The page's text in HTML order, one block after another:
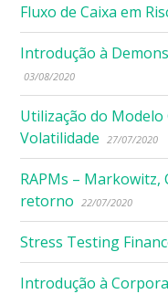
Fluxo de Caixa em
Introdução à
03/08/2020
Utilização do Modelo
Volatilidade
27/07/2020
RAPMs – Markowitz,
retorno
22/07/2020
Stress Testing
Introdução à